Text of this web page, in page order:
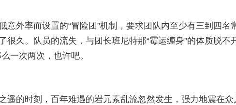
外率而设置的“冒险团”机制，要求团队内至少有三到四名
久。队员的流失，与团长班尼特那“霉运缠身”的体质脱不
一次两次，也许吧。
遥的时刻，百年难遇的岩元素乱流忽然发生，强力地震在